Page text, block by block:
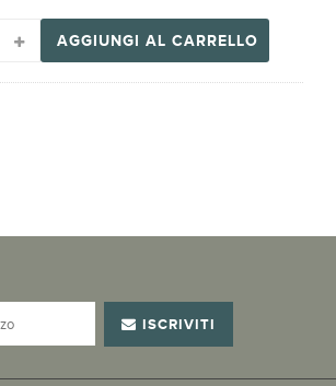
AGGIUNGI AL CARRELLO
ISCRIVITI